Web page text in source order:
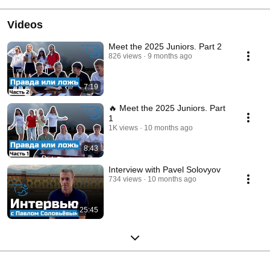
Videos
7:19
Meet the 2025 Juniors. Part 2
826 views 9 months ago
8:43
🔥 Meet the 2025 Juniors. Part
1
1K views 10 months ago
25:45
Interview with Pavel Solovyov
734 views 10 months ago